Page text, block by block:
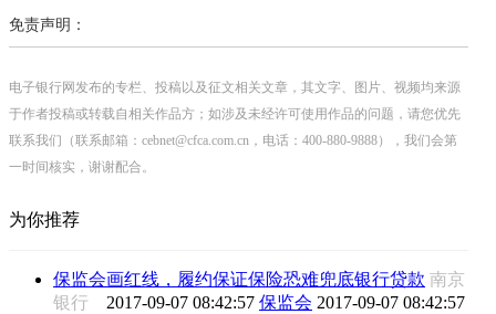
免责声明：
电子银行网发布的专栏、投稿以及征文相关文章，其文字、图片、视频均来源
于作者投稿或转载自相关作品方；如涉及未经许可使用作品的问题，请您优先
联系我们（联系邮箱：cebnet@cfca.com.cn，电话：400-880-9888），我们会第
一时间核实，谢谢配合。
为你推荐
保监会画红线，履约保证保险恐难兜底银行贷款 南京
银行 2017-09-07 08:42:57 保监会 2017-09-07 08:42:57